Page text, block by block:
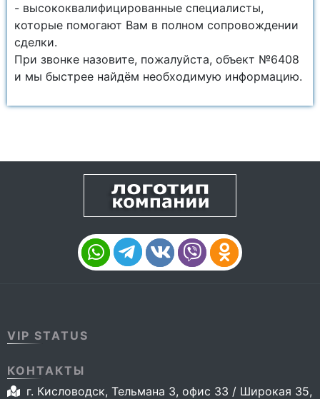
- высококвалифицированные специалисты,
которые помогают Вам в полном сопровождении
сделки.
При звонке назовите, пожалуйста, объект №6408
и мы быстрее найдём необходимую информацию.
VIP STATUS
КОНТАКТЫ
г. Кисловодск, Тельмана 3, офис 33 / Широкая 35,